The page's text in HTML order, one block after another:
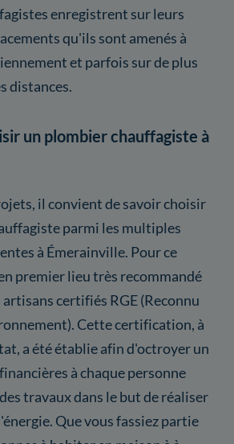
enregistrent sur leurs
qu'ils sont amenés à
et parfois sur de plus
distances.
un plombier chauffagiste à
il convient de savoir choisir
parmi les multiples
à Émerainville. Pour ce
premier lieu très recommandé
certifiés RGE (Reconnu
Cette certification, à
a été établie afin d'octroyer un
à chaque personne
travaux dans le but de réaliser
Que vous fassiez partie